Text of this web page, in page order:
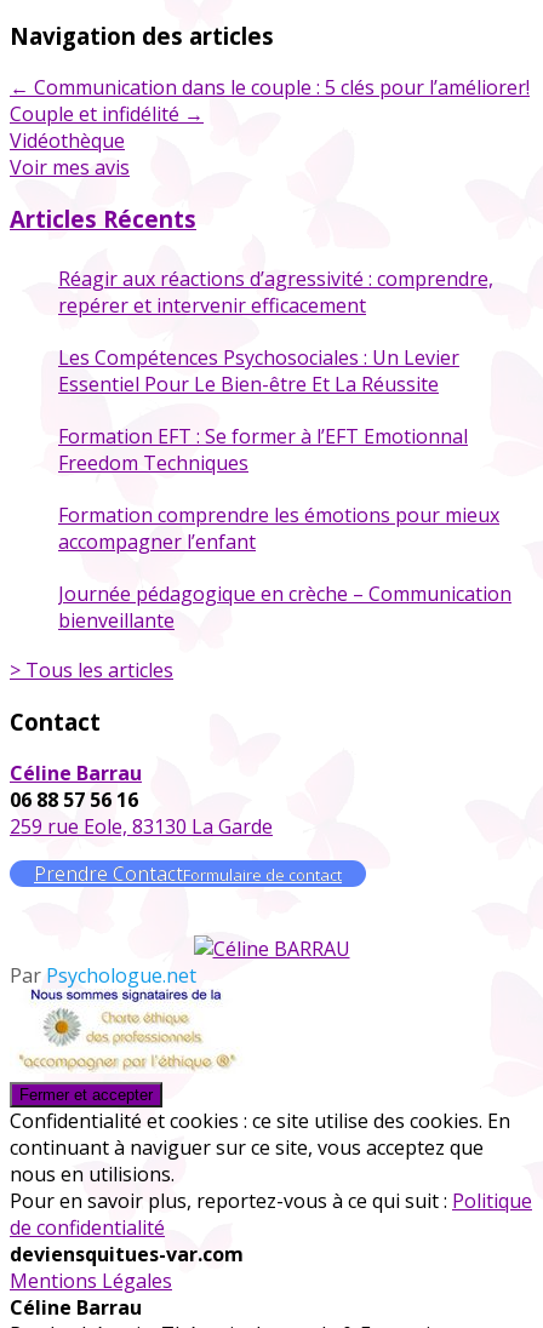
Navigation des articles
← Communication dans le couple : 5 clés pour l’améliorer!
Couple et infidélité →
Vidéothèque
Voir mes avis
Articles Récents
Réagir aux réactions d’agressivité : comprendre,
repérer et intervenir efficacement
Les Compétences Psychosociales : Un Levier
Essentiel Pour Le Bien-être Et La Réussite
Formation EFT : Se former à l’EFT Emotionnal
Freedom Techniques
Formation comprendre les émotions pour mieux
accompagner l’enfant
Journée pédagogique en crèche – Communication
bienveillante
> Tous les articles
Contact
Céline Barrau
06 88 57 56 16
259 rue Eole, 83130 La Garde
Prendre ContactFormulaire de contact
Par Psychologue.net
Confidentialité et cookies : ce site utilise des cookies. En
continuant à naviguer sur ce site, vous acceptez que
nous en utilisions.
Pour en savoir plus, reportez-vous à ce qui suit : Politique
de confidentialité
deviensquitues-var.com
Mentions Légales
Céline Barrau